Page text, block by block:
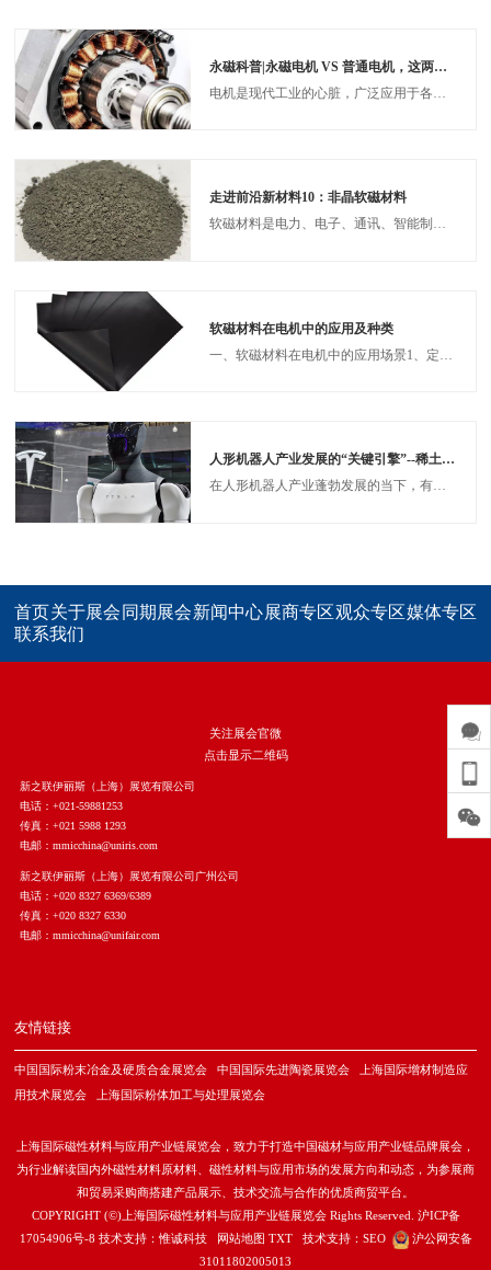
永磁科普|永磁电机 VS 普通电机，这两个有何区别？
走进前沿新材料10：非晶软磁材料
软磁材料是电力、电子、通讯、智能制造、新能源汽车、和国防工业等多个高新产业和高技术领域发展的核心材料。在材料科学领域，金属的原子排列方式决定其性能边界。传统晶态材料的原子呈现周期性有序排列，而20世纪60年代发现的非晶合金展现出完全无序的原子结构，其低矫顽力、高磁导率的特性引发关注。
软磁材料在电机中的应用及种类
人形机器人产业发展的“关键引擎”--稀土永磁材料
在人形机器人产业蓬勃发展的当下，有一种材料正成为决定其性能与规模的核心要素，它便是以钕铁硼为代表的稀土永磁材料。从特斯拉Optimus到各类人形机器人原型机，其精准的关节运动、高效的动力输出与可靠的制动控制，背后都离不开这种材料的支撑，它已然成为人形机器人产业前行路上不可或缺的“关键引擎”。
首页关于展会 同期展会新闻中心展商专区观众专区媒体专区
联系我们
关注展会官微
点击显示二维码
新之联伊丽斯（上海）展览有限公司
电话：+021-59881253
传真：+021 5988 1293
电邮：mmicchina@uniris.com
新之联伊丽斯（上海）展览有限公司广州公司
电话：+020 8327 6369/6389
传真：+020 8327 6330
电邮：mmicchina@unifair.com
友情链接
中国国际粉末冶金及硬质合金展览会 中国国际先进陶瓷展览会
上海国际增材制造应
用技术展览会
上海国际粉体加工与处理展览会
上海国际磁性材料与应用产业链展览会，致力于打造中国磁材与应用产业链品牌展会，
为行业解读国内外磁性材料原材料、磁性材料与应用市场的发展方向和动态，为参展商
和贸易采购商搭建产品展示、技术交流与合作的优质商贸平台。
COPYRIGHT (©)上海国际磁性材料与应用产业链展览会 Rights Reserved. 沪ICP备
17054906号-8 技术支持：惟诚科技 网站地图 TXT技术支持： SEO
沪公网安备
31011802005013